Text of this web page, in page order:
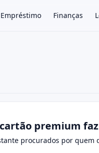
Empréstimo Finanças
premium
procurados por quem